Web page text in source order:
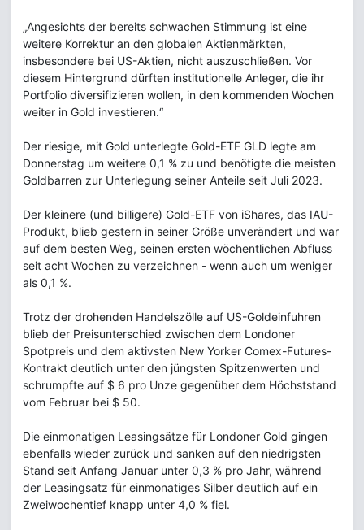
„Angesichts der bereits schwachen Stimmung ist eine
weitere Korrektur an den globalen Aktienmärkten,
insbesondere bei US-Aktien, nicht auszuschließen. Vor
diesem Hintergrund dürften institutionelle Anleger, die ihr
Portfolio diversifizieren wollen, in den kommenden Wochen
weiter in Gold investieren.“
Der riesige, mit Gold unterlegte Gold-ETF GLD legte am
Donnerstag um weitere 0,1 % zu und benötigte die meisten
Goldbarren zur Unterlegung seiner Anteile seit Juli 2023.
Der kleinere (und billigere) Gold-ETF von iShares, das IAU-
Produkt, blieb gestern in seiner Größe unverändert und war
auf dem besten Weg, seinen ersten wöchentlichen Abfluss
seit acht Wochen zu verzeichnen - wenn auch um weniger
als 0,1 %.
Trotz der drohenden Handelszölle auf US-Goldeinfuhren
blieb der Preisunterschied zwischen dem Londoner
Spotpreis und dem aktivsten New Yorker Comex-Futures-
Kontrakt deutlich unter den jüngsten Spitzenwerten und
schrumpfte auf $ 6 pro Unze gegenüber dem Höchststand
vom Februar bei $ 50.
Die einmonatigen Leasingsätze für Londoner Gold gingen
ebenfalls wieder zurück und sanken auf den niedrigsten
Stand seit Anfang Januar unter 0,3 % pro Jahr, während
der Leasingsatz für einmonatiges Silber deutlich auf ein
Zweiwochentief knapp unter 4,0 % fiel.